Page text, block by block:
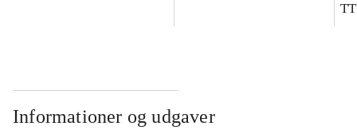
Informationer og udgaver